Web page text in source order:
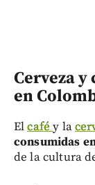
Cerveza
en
Elcaféy la
consumidas
de la cultura